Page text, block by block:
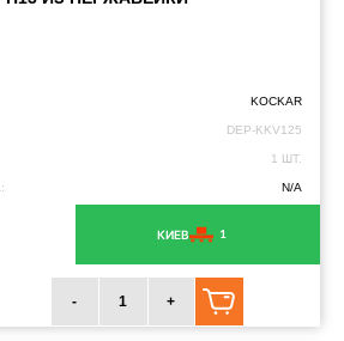
KOCKAR
DEP-KKV125
1 ШТ.
N/A
КИЕВ 1
- +